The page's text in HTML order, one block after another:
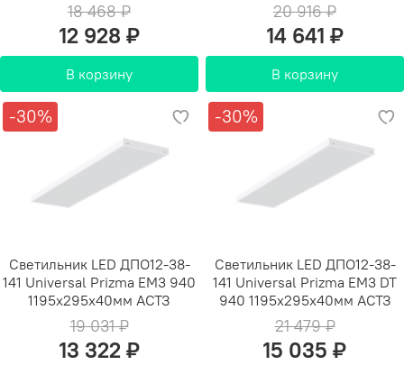
18 468 ₽
12 928 ₽
В корзину
20 916 ₽
14 641 ₽
В корзину
-30%
Светильник LED ДПО12-38-
141 Universal Prizma EM3 940
1195х295х40мм АСТЗ
19 031 ₽
13 322 ₽
-30%
Светильник LED ДПО12-38-
141 Universal Prizma EM3 DT
940 1195х295х40мм АСТЗ
21 479 ₽
15 035 ₽